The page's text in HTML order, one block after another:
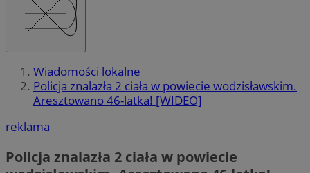
Wiadomości lokalne
Policja znalazła 2 ciała w powiecie wodzisławskim.
Aresztowano 46-latka! [WIDEO]
reklama
Policja znalazła 2 ciała w powiecie